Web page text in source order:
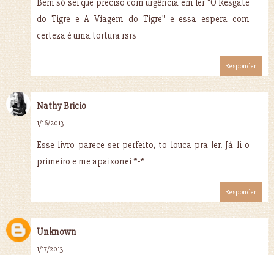
Bem só sei que preciso com urgência em ler "O Resgate
do Tigre e A Viagem do Tigre" e essa espera com
certeza é uma tortura rsrs
Responder
Nathy Bricio
1/16/2013
Esse livro parece ser perfeito, to louca pra ler. Já li o
primeiro e me apaixonei *-*
Responder
Unknown
1/17/2013